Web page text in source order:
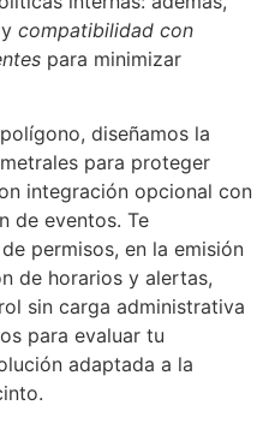
compatibilidad con
para minimizar
diseñamos la
para proteger
integración opcional con
de eventos. Te
permisos, en la emisión
de horarios y alertas,
sin carga administrativa
para evaluar tu
adaptada a la